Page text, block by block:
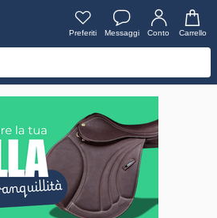
Preferiti Messaggi Conto Carrello